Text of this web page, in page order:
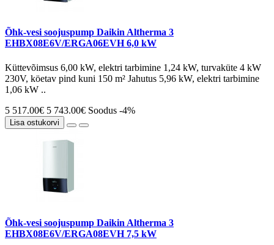
Õhk-vesi soojuspump Daikin Altherma 3
EHBX08E6V/ERGA06EVH 6,0 kW
Küttevõimsus 6,00 kW, elektri tarbimine 1,24 kW, turvaküte 4 kW
230V, köetav pind kuni 150 m² Jahutus 5,96 kW, elektri tarbimine
1,06 kW ..
5 517.00€ 5 743.00€ Soodus -4%
Lisa ostukorvi
Õhk-vesi soojuspump Daikin Altherma 3
EHBX08E6V/ERGA08EVH 7,5 kW